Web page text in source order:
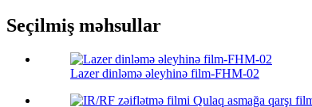
Seçilmiş məhsullar
Lazer dinləmə əleyhinə film-FHM-02